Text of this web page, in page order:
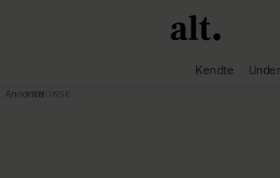
Kendte
Annonce